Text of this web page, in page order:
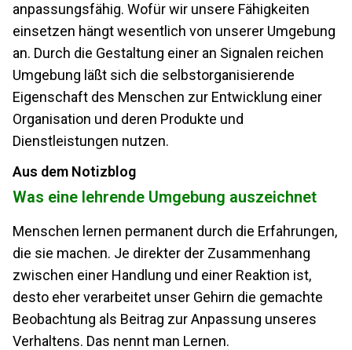
anpassungsfähig. Wofür wir unsere Fähigkeiten
einsetzen hängt wesentlich von unserer Umgebung
an. Durch die Gestaltung einer an Signalen reichen
Umgebung läßt sich die selbstorganisierende
Eigenschaft des Menschen zur Entwicklung einer
Organisation und deren Produkte und
Dienstleistungen nutzen.
Aus dem Notizblog
Was eine lehrende Umgebung auszeichnet
Menschen lernen permanent durch die Erfahrungen,
die sie machen. Je direkter der Zusammenhang
zwischen einer Handlung und einer Reaktion ist,
desto eher verarbeitet unser Gehirn die gemachte
Beobachtung als Beitrag zur Anpassung unseres
Verhaltens. Das nennt man Lernen.